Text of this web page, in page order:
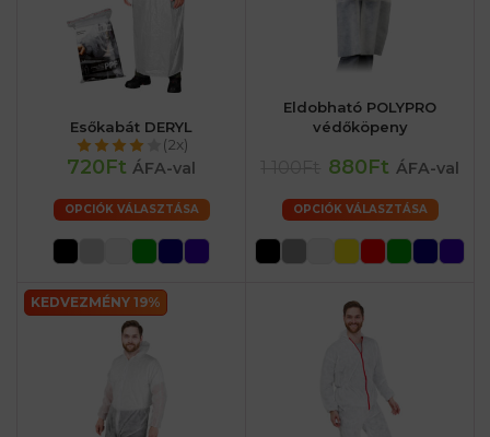
Esőkabát DERYL
(2x)
720Ft ÁFA-val
OPCIÓK VÁLASZTÁSA
Eldobható POLYPRO
védőköpeny
880Ft ÁFA-val
OPCIÓK VÁLASZTÁSA
KEDVEZMÉNY 19%